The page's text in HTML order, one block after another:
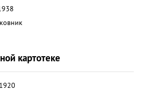
картотеке